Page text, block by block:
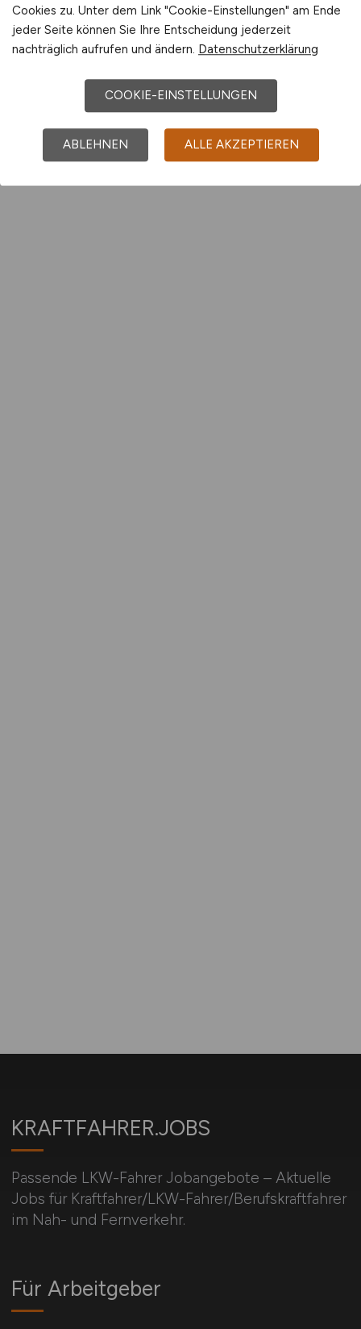
KRAFTFAHRER.JOBS
Passende LKW-Fahrer Jobangebote – Aktuelle
Jobs für Kraftfahrer/LKW-Fahrer/Berufskraftfahrer
im Nah- und Fernverkehr.
Für Arbeitgeber
Cookies zu. Unter dem Link "Cookie-Einstellungen" am Ende
jeder Seite können Sie Ihre Entscheidung jederzeit
nachträglich aufrufen und ändern. Datenschutzerklärung
COOKIE-EINSTELLUNGEN
ABLEHNEN ALLE AKZEPTIEREN